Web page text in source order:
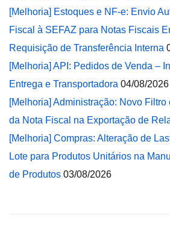
[Melhoria] Estoques e NF-e: Envio
Fiscal à SEFAZ para Notas Fiscais
Requisição de Transferência Interna
[Melhoria] API: Pedidos de Venda –
Entrega e Transportadora 04/08/2026
[Melhoria] Administração: Novo
da Nota Fiscal na Exportação de
[Melhoria] Compras: Alteração de
Lote para Produtos Unitários na
de Produtos 03/08/2026